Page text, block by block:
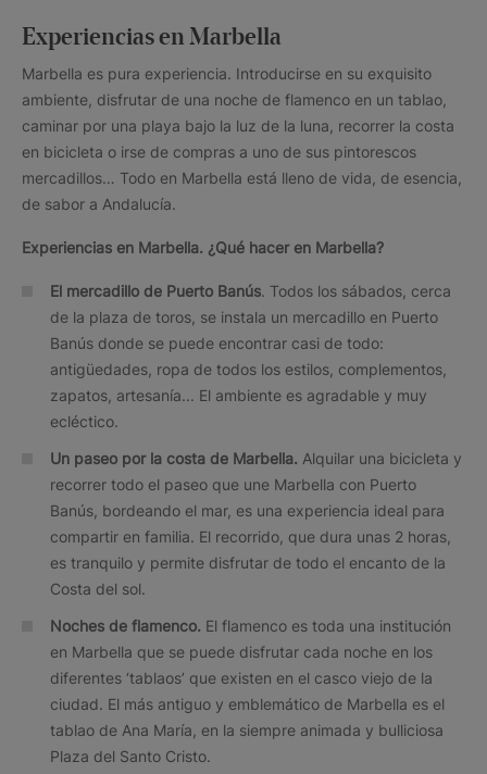
Experiencias en Marbella
Marbella es pura experiencia. Introducirse en su exquisito
ambiente, disfrutar de una noche de flamenco en un tablao,
caminar por una playa bajo la luz de la luna, recorrer la costa
en bicicleta o irse de compras a uno de sus pintorescos
mercadillos… Todo en Marbella está lleno de vida, de esencia,
de sabor a Andalucía.
Experiencias en Marbella. ¿Qué hacer en Marbella?
El mercadillo de Puerto Banús. Todos los sábados, cerca
de la plaza de toros, se instala un mercadillo en Puerto
Banús donde se puede encontrar casi de todo:
antigüedades, ropa de todos los estilos, complementos,
zapatos, artesanía... El ambiente es agradable y muy
ecléctico.
Un paseo por la costa de Marbella. Alquilar una bicicleta y
recorrer todo el paseo que une Marbella con Puerto
Banús, bordeando el mar, es una experiencia ideal para
compartir en familia. El recorrido, que dura unas 2 horas,
es tranquilo y permite disfrutar de todo el encanto de la
Costa del sol.
Noches de flamenco. El flamenco es toda una institución
en Marbella que se puede disfrutar cada noche en los
diferentes ‘tablaos’ que existen en el casco viejo de la
ciudad. El más antiguo y emblemático de Marbella es el
tablao de Ana María, en la siempre animada y bulliciosa
Plaza del Santo Cristo.